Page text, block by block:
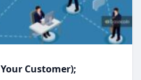
Your Customer);